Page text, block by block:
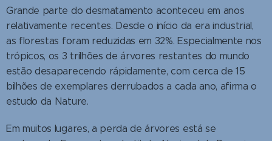
Grande parte do desmatamento aconteceu em anos
relativamente recentes. Desde o início da era industrial,
as florestas foram reduzidas em 32%. Especialmente nos
trópicos, os 3 trilhões de árvores restantes do mundo
estão desaparecendo rápidamente, com cerca de 15
bilhões de exemplares derrubados a cada ano, afirma o
estudo da Nature.
Em muitos lugares, a perda de árvores está se